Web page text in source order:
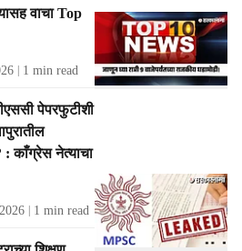
वाचा Top
1 min read
पेपरफुटीशी
काँग्रेस नेत्याचा
1 min read